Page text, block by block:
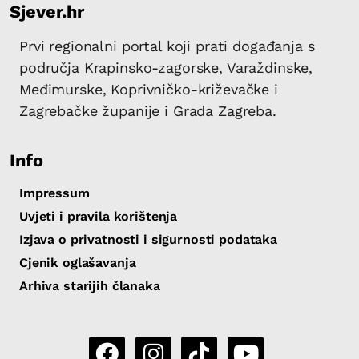
Sjever.hr
Prvi regionalni portal koji prati događanja s
područja Krapinsko-zagorske, Varaždinske,
Međimurske, Koprivničko-križevačke i
Zagrebačke županije i Grada Zagreba.
Info
Impressum
Uvjeti i pravila korištenja
Izjava o privatnosti i sigurnosti podataka
Cjenik oglašavanja
Arhiva starijih članaka